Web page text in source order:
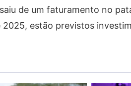
de um faturamento no
estão previstos